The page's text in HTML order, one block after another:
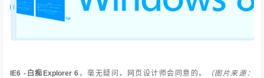
IE6 -白痴Explorer 6。毫无疑问，网页设计师会同意的。
（图片来源：